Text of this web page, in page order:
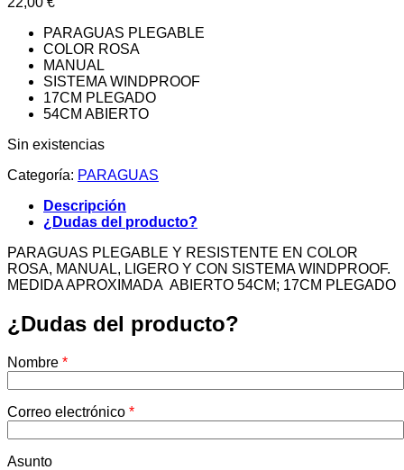
PARAGUAS PLEGABLE
COLOR ROSA
MANUAL
SISTEMA WINDPROOF
17CM PLEGADO
54CM ABIERTO
Sin existencias
Categoría: PARAGUAS
Descripción
¿Dudas del producto?
PARAGUAS PLEGABLE Y RESISTENTE EN COLOR
ROSA, MANUAL, LIGERO Y CON SISTEMA WINDPROOF.
MEDIDA APROXIMADA ABIERTO 54CM; 17CM PLEGADO
¿Dudas del producto?
Nombre *
Correo electrónico *
Asunto